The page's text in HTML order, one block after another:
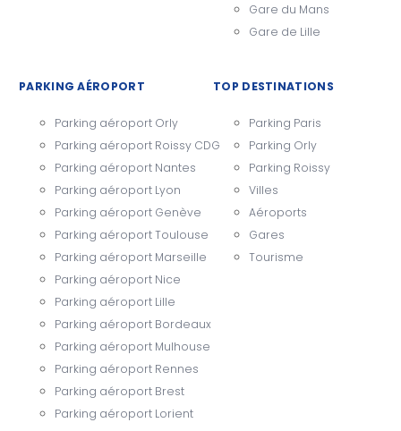
Gare du Mans
Gare de Lille
PARKING AÉROPORT
Parking aéroport Orly
Parking aéroport Roissy CDG
Parking aéroport Nantes
Parking aéroport Lyon
Parking aéroport Genève
Parking aéroport Toulouse
Parking aéroport Marseille
Parking aéroport Nice
Parking aéroport Lille
Parking aéroport Bordeaux
Parking aéroport Mulhouse
Parking aéroport Rennes
Parking aéroport Brest
Parking aéroport Lorient
TOP DESTINATIONS
Parking Paris
Parking Orly
Parking Roissy
Villes
Aéroports
Gares
Tourisme